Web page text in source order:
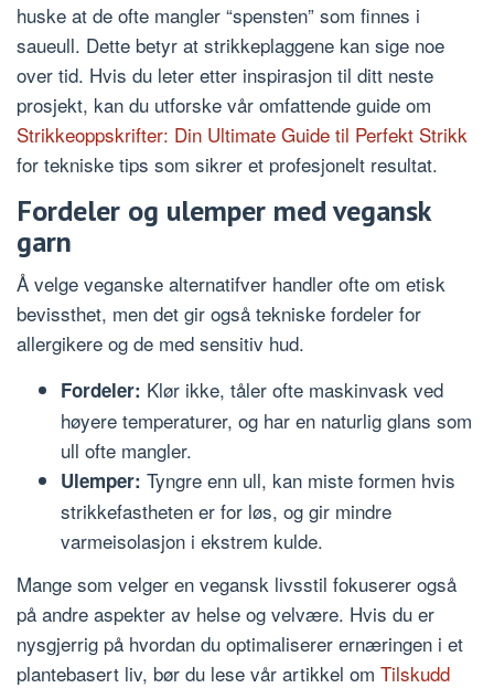
huske at de ofte mangler “spensten” som finnes i
saueull. Dette betyr at strikkeplaggene kan sige noe
over tid. Hvis du leter etter inspirasjon til ditt neste
prosjekt, kan du utforske vår omfattende guide om
Strikkeoppskrifter: Din Ultimate Guide til Perfekt Strikk
for tekniske tips som sikrer et profesjonelt resultat.
Fordeler og ulemper med vegansk
garn
Å velge veganske alternatifver handler ofte om etisk
bevissthet, men det gir også tekniske fordeler for
allergikere og de med sensitiv hud.
Fordeler: Klør ikke, tåler ofte maskinvask ved
høyere temperaturer, og har en naturlig glans som
ull ofte mangler.
Ulemper: Tyngre enn ull, kan miste formen hvis
strikkefastheten er for løs, og gir mindre
varmeisolasjon i ekstrem kulde.
Mange som velger en vegansk livsstil fokuserer også
på andre aspekter av helse og velvære. Hvis du er
nysgjerrig på hvordan du optimaliserer ernæringen i et
plantebasert liv, bør du lese vår artikkel om Tilskudd